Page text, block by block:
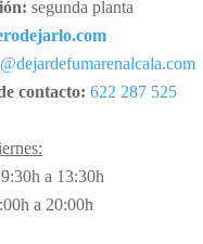
segunda planta
contacto: 622 287 525
a 13:30h
a 20:00h